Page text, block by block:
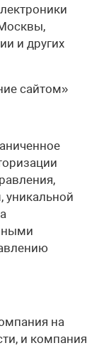
и других
сайтом»
на
и компания